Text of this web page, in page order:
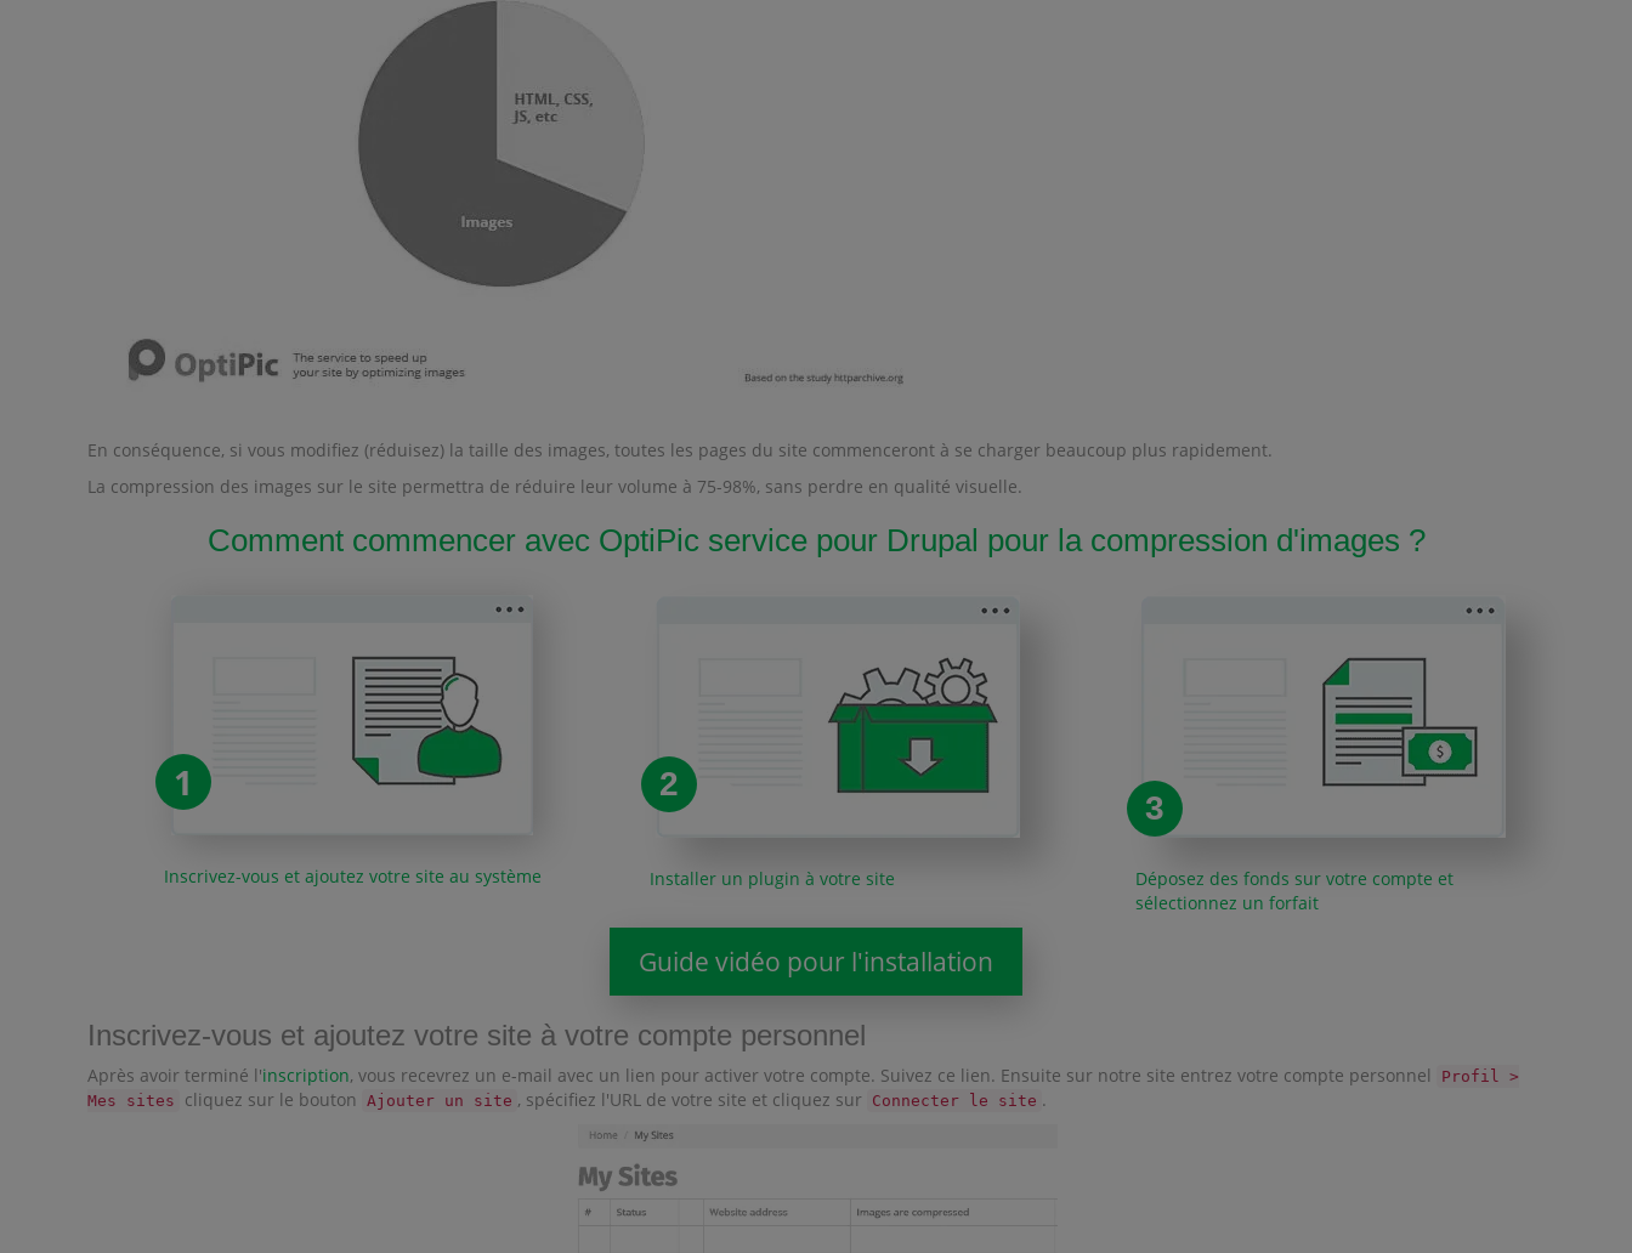
En conséquence, si vous modifiez (réduisez) la taille des images, toutes les pages du site commenceront à se charger beaucoup plus rapidement.
La compression des images sur le site permettra de réduire leur volume à 75-98%, sans perdre en qualité visuelle.
Comment commencer avec OptiPic service pour Drupal pour la compression d'images ?
1
Inscrivez-vous et ajoutez votre site au système
2
Installer un plugin à votre site
3
Déposez des fonds sur votre compte et
sélectionnez un forfait
Guide vidéo pour l'installation
Inscrivez-vous et ajoutez votre site à votre compte personnel
Après avoir terminé l'inscription, vous recevrez un e-mail avec un lien pour activer votre compte. Suivez ce lien. Ensuite sur notre site entrez votre compte personnel
Profil >
Mes sites
cliquez sur le bouton Ajouter un site , spécifiez l'URL de votre site et cliquez sur Connecter le site .